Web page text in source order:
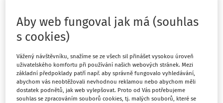
Filtr
Počet vyhledaných dokumentů:4
Řadit podle: Nejnovější Nejstarší
Aby web fungoval jak má (souhlas
s cookies)
Vážený návštěvníku, snažíme se ze všech sil přinášet vysokou úroveň
uživatelského komfortu při používání našich webových stránek. Mezi
základní předpoklady patří např. aby správně fungovalo vyhledávání,
abychom vás neobtěžovali nevhodnou reklamou nebo abychom měli
dostatek podnětů, jak web vylepšovat. Proto od Vás potřebujeme
souhlas se zpracováním souborů cookies, tj. malých souborů, které se